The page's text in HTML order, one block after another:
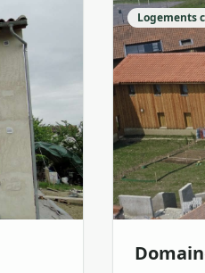
Logements